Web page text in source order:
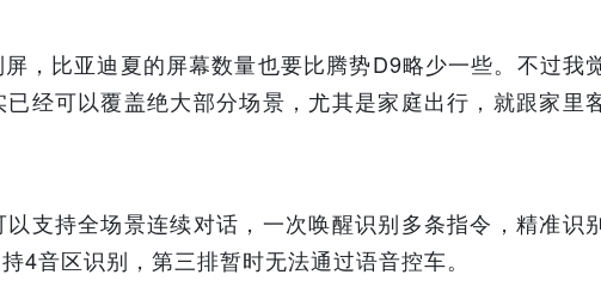
，比亚迪夏的屏幕数量也要比腾势D9略少一些。不过我
经可以覆盖绝大部分场景，尤其是家庭出行，就跟家里
支持全场景连续对话，一次唤醒识别多条指令，精准识
4音区识别，第三排暂时无法通过语音控车。